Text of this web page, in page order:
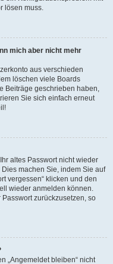
lösen muss.
mich aber nicht mehr
aus verschieden
löschen viele Boards
Beiträge geschrieben haben,
Sie sich einfach erneut
altes Passwort nicht wieder
machen Sie, indem Sie auf
vergessen“ klicken und den
wieder anmelden können.
zurückzusetzen, so
„Angemeldet bleiben“ nicht